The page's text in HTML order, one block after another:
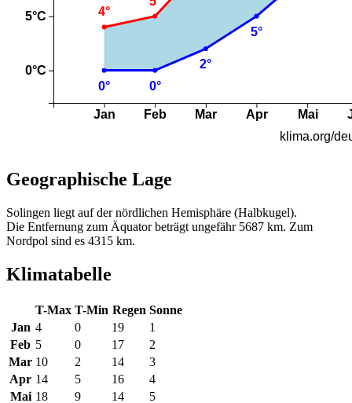
Geographische Lage
Solingen liegt auf der nördlichen Hemisphäre (Halbkugel).
Die Entfernung zum Äquator beträgt ungefähr 5687 km. Zum
Nordpol sind es 4315 km.
Klimatabelle
T-Max T-Min Regen Sonne
Jan 4 0 19
1
Feb 5 0 17
2
Mar 10 2 14
3
Apr 14 5 16
4
Mai 18 9 14 5